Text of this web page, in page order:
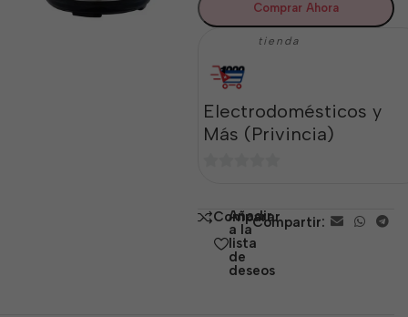
Comprar Ahora
tienda
Electrodomésticos y
Más (Privincia)
5 Comparar
Añadir
a la
lista
de
deseos
Compartir: